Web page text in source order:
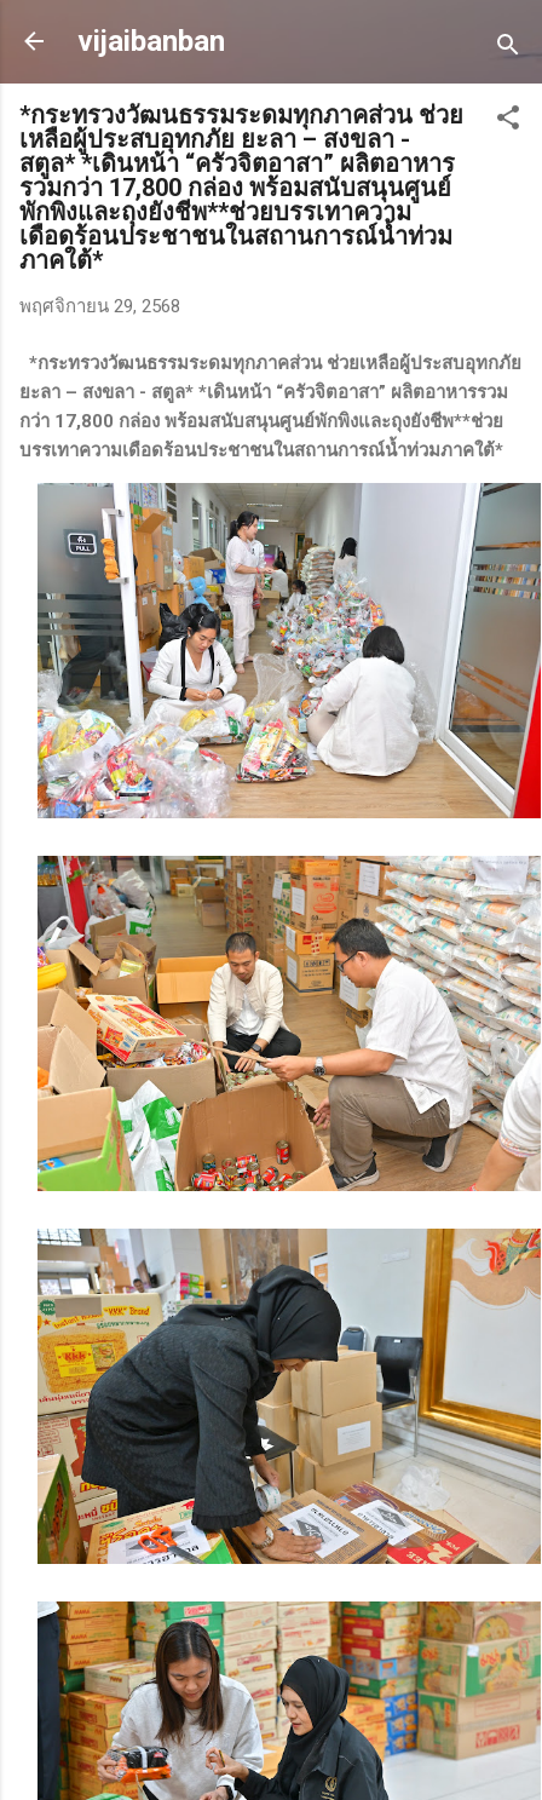
ข้ามไปที่เนื้อหาหลัก
vijaibanban
*กระทรวงวัฒนธรรมระดมทุกภาคส่วน ช่วย
เหลือผู้ประสบอุทกภัย ยะลา – สงขลา -
สตูล* *เดินหน้า “ครัวจิตอาสา” ผลิตอาหาร
รวมกว่า 17,800 กล่อง พร้อมสนับสนุนศูนย์
พักพิงและถุงยังชีพ**ช่วยบรรเทาความ
เดือดร้อนประชาชนในสถานการณ์น้ำท่วม
ภาคใต้*
พฤศจิกายน 29, 2568
*กระทรวงวัฒนธรรมระดมทุกภาคส่วน ช่วยเหลือผู้ประสบอุทกภัย
ยะลา – สงขลา - สตูล* *เดินหน้า “ครัวจิตอาสา” ผลิตอาหารรวม
กว่า 17,800 กล่อง พร้อมสนับสนุนศูนย์พักพิงและถุงยังชีพ**ช่วย
บรรเทาความเดือดร้อนประชาชนในสถานการณ์น้ำท่วมภาคใต้*